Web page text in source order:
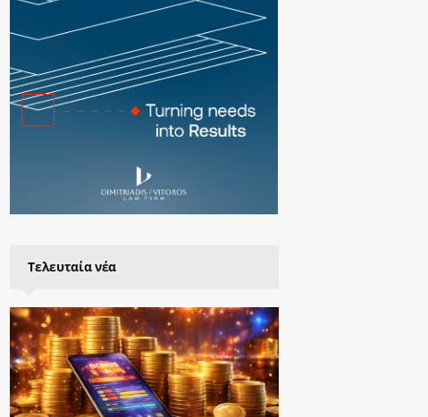
Τελευταία νέα